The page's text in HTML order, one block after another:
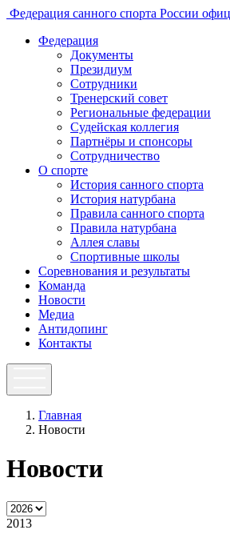
Федерация санного спорта России
Федерация
Документы
Президиум
Сотрудники
Тренерский совет
Региональные федерации
Судейская коллегия
Партнёры и спонсоры
Сотрудничество
О спорте
История санного спорта
История натурбана
Правила санного спорта
Правила натурбана
Аллея славы
Спортивные школы
Соревнования и результаты
Команда
Новости
Медиа
Антидопинг
Контакты
Главная
Новости
Новости
2013